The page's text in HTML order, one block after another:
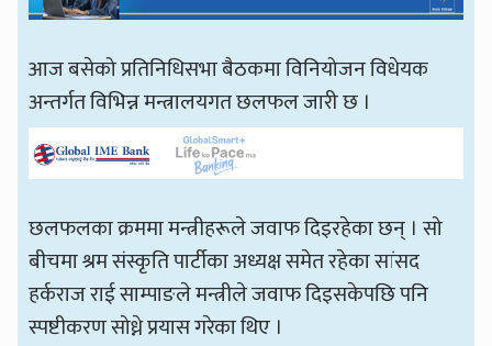
आज बसेको प्रतिनिधिसभा बैठकमा विनियोजन विधेयक
अन्तर्गत विभिन्न मन्त्रालयगत छलफल जारी छ ।
छलफलका क्रममा मन्त्रीहरूले जवाफ दिइरहेका छन् । सो
बीचमा श्रम संस्कृति पार्टीका अध्यक्ष समेत रहेका सांसद
हर्कराज राई साम्पाङले मन्त्रीले जवाफ दिइसकेपछि पनि
स्पष्टीकरण सोध्ने प्रयास गरेका थिए ।